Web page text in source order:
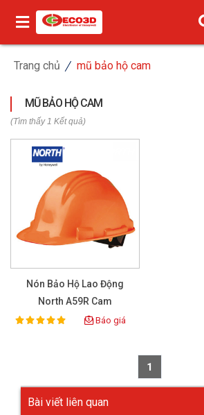
Trang chủ mũ bảo hộ cam
MŨ BẢO HỘ CAM
(Tìm thấy 1 Kết quả)
Nón Bảo Hộ Lao Động
North A59R Cam
Rating:
100% Báo giá
1
Bài viết liên quan